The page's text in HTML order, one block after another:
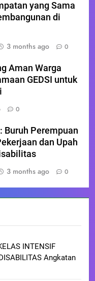
yang Sama
di
3 months ago 0
Aman Warga
GEDSI untuk
0
Buruh Perempuan
dan Upah
3 months ago 0
INTENSIF
Angkatan